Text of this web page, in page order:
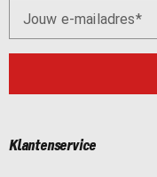
Jouw e-mailadres
Klantenservice